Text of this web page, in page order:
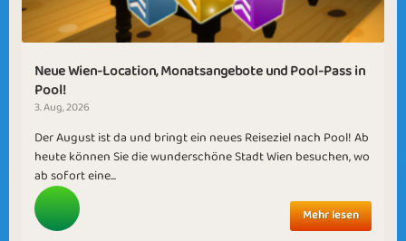
Neue Wien-Location, Monatsangebote und Pool-Pass in
Pool!
3. Aug, 2026
Der August ist da und bringt ein neues Reiseziel nach Pool! Ab
heute können Sie die wunderschöne Stadt Wien besuchen, wo
ab sofort eine...
Mehr lesen